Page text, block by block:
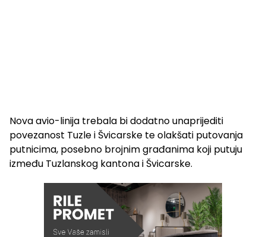
Nova avio-linija trebala bi dodatno unaprijediti
povezanost Tuzle i Švicarske te olakšati putovanja
putnicima, posebno brojnim građanima koji putuju
između Tuzlanskog kantona i Švicarske.